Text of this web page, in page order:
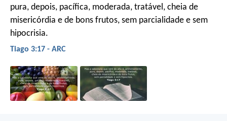
pura, depois, pacífica, moderada, tratável, cheia de
misericórdia e de bons frutos, sem parcialidade e sem
hipocrisia.
Tiago 3:17 - ARC